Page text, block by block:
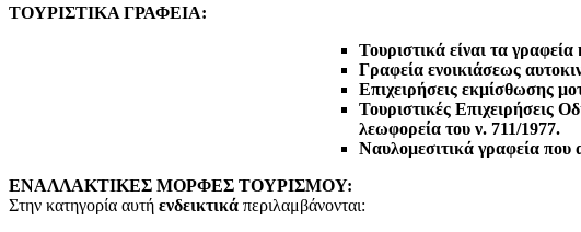
ΤΟΥΡΙΣΤΙΚΑ ΓΡΑΦΕΙΑ:
Τουριστικά είναι τα
Γραφεία ενοικιάσεως
Επιχειρήσεις εκμίσθωσης
Τουριστικές Επιχειρήσεις
λεωφορεία του ν. 711/1977.
Ναυλομεσιτικά γραφεία
ΕΝΑΛΛΑΚΤΙΚΕΣ ΜΟΡΦΕΣ ΤΟΥΡΙΣΜΟΥ:
Στην κατηγορία αυτή ενδεικτικά περιλαμβάνονται: